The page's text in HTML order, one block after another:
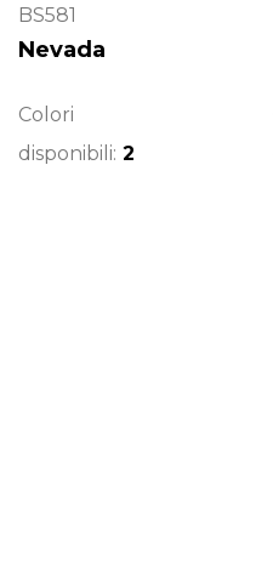
BS581
Nevada
Colori
disponibili: 2